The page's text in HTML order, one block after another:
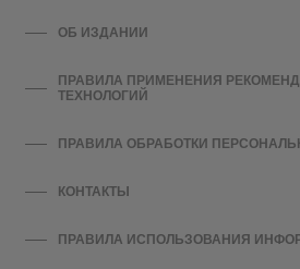
ОБ ИЗДАНИИ
ПРАВИЛА ПРИМЕНЕНИЯ
ТЕХНОЛОГИЙ
ПРАВИЛА ОБРАБОТКИ
КОНТАКТЫ
ПРАВИЛА ИСПОЛЬЗОВАНИЯ